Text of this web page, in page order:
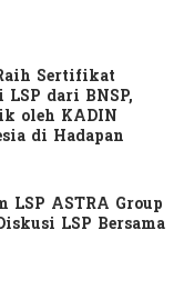
Sertifikat
LSP dari BNSP,
oleh KADIN
di Hadapan
LSP ASTRA Group
LSP Bersama